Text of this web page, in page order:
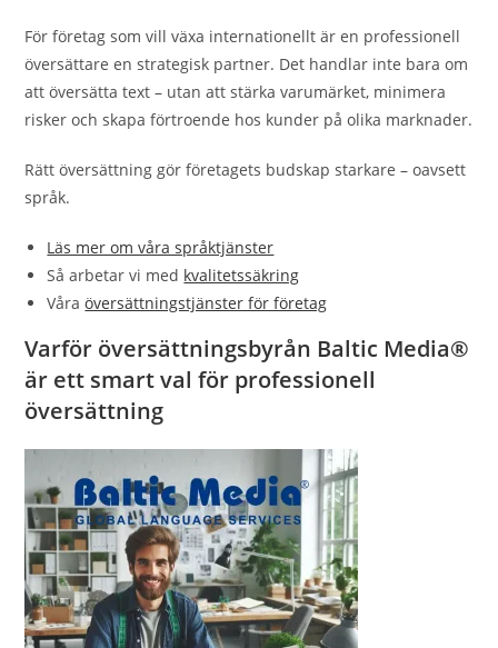
För företag som vill växa internationellt är en professionell
översättare en strategisk partner. Det handlar inte bara om
att översätta text – utan att stärka varumärket, minimera
risker och skapa förtroende hos kunder på olika marknader.
Rätt översättning gör företagets budskap starkare – oavsett
språk.
Läs mer om våra språktjänster
Så arbetar vi med kvalitetssäkring
Våraöversättningstjänster för företag
Varför översättningsbyrån Baltic Media®
är ett smart val för professionell
översättning